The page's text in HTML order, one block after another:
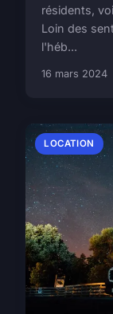
résidents,
Loin des
l'héb...
16 mars 2024
LOCATION